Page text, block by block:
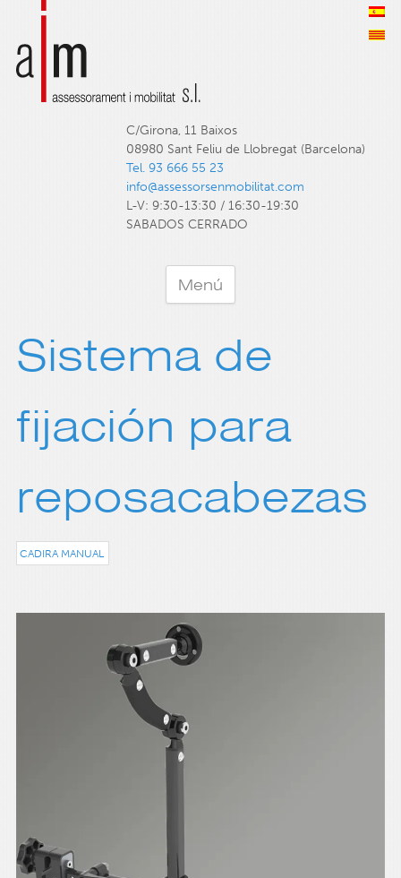
C/Girona, 11 Baixos
08980 Sant Feliu de Llobregat (Barcelona)
Tel. 93 666 55 23
info@assessorsenmobilitat.com
L-V: 9:30-13:30 / 16:30-19:30
SABADOS CERRADO
Menú
Sistema de
fijación para
reposacabezas
CADIRA MANUAL